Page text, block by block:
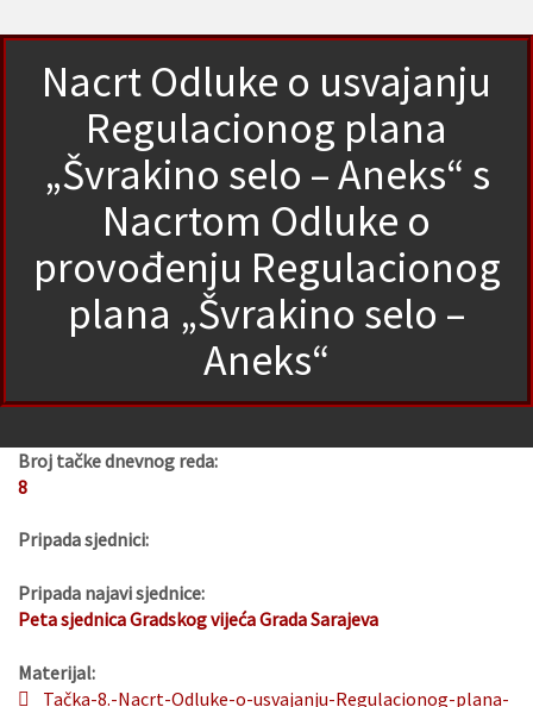
Nacrt Odluke o usvajanju
Regulacionog plana
„Švrakino selo – Aneks“ s
Nacrtom Odluke o
provođenju Regulacionog
plana „Švrakino selo –
Aneks“
Broj tačke dnevnog reda:
8
Pripada sjednici:
Pripada najavi sjednice:
Peta sjednica Gradskog vijeća Grada Sarajeva
Materijal:
Tačka-8.-Nacrt-Odluke-o-usvajanju-Regulacionog-plana-